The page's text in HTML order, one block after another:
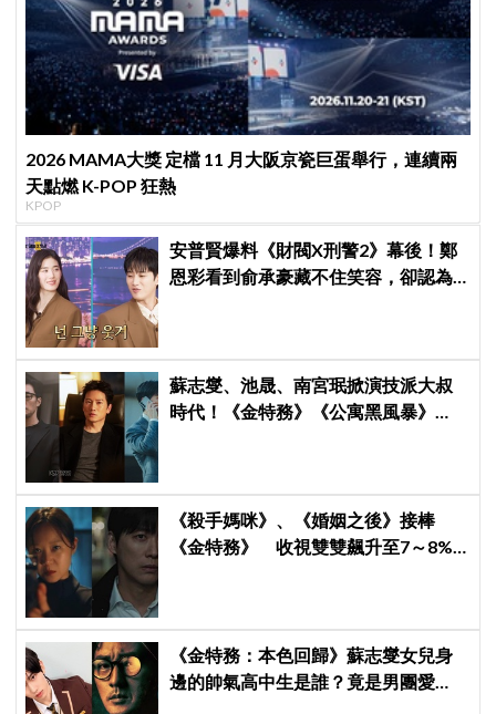
2026 MAMA大獎 定檔 11 月大阪京瓷巨蛋舉行，連續兩
天點燃 K-POP 狂熱
KPOP
安普賢爆料《財閥X刑警2》幕後！鄭
恩彩看到俞承豪藏不住笑容，卻認為
蘇志燮、池晟、南宮珉掀演技派大叔
時代！《金特務》《公寓黑風暴》
《殺手媽咪》、《婚姻之後》接棒
《金特務》 收視雙雙飆升至7～8%
《金特務：本色回歸》蘇志燮女兒身
邊的帥氣高中生是誰？竟是男團愛